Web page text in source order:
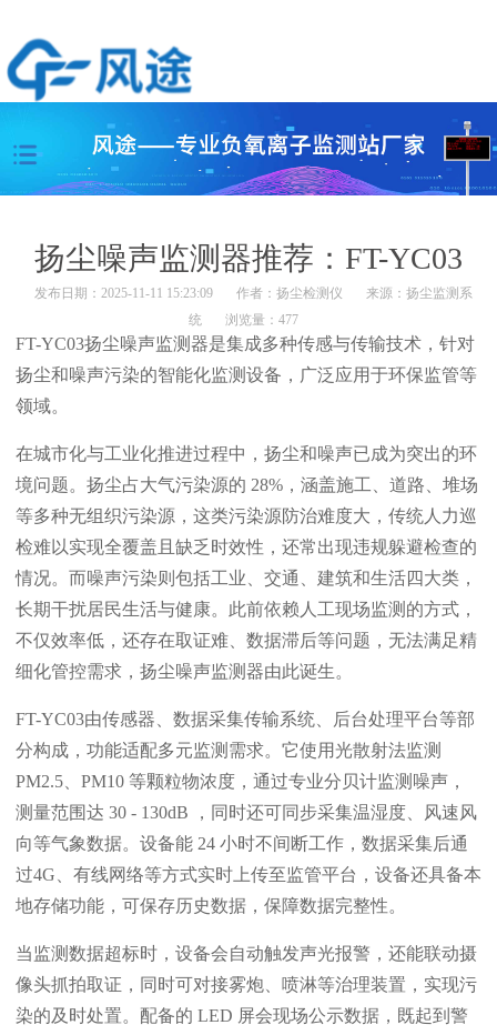
扬尘噪声监测器推荐：FT-YC03
发布日期：2025-11-11 15:23:09 作者： 扬尘检测仪 来源： 扬尘监测系
统
浏览量：477
FT-YC03扬尘噪声监测器是集成多种传感与传输技术，针对
扬尘和噪声污染的智能化监测设备，广泛应用于环保监管等
领域。
在城市化与工业化推进过程中，扬尘和噪声已成为突出的环
境问题。扬尘占大气污染源的 28%，涵盖施工、道路、堆场
等多种无组织污染源，这类污染源防治难度大，传统人力巡
检难以实现全覆盖且缺乏时效性，还常出现违规躲避检查的
情况。而噪声污染则包括工业、交通、建筑和生活四大类，
长期干扰居民生活与健康。此前依赖人工现场监测的方式，
不仅效率低，还存在取证难、数据滞后等问题，无法满足精
细化管控需求，扬尘噪声监测器由此诞生。
FT-YC03由传感器、数据采集传输系统、后台处理平台等部
分构成，功能适配多元监测需求。它使用光散射法监测
PM2.5、PM10 等颗粒物浓度，通过专业分贝计监测噪声，
测量范围达 30 - 130dB ，同时还可同步采集温湿度、风速风
向等气象数据。设备能 24 小时不间断工作，数据采集后通
过4G、有线网络等方式实时上传至监管平台，设备还具备本
地存储功能，可保存历史数据，保障数据完整性。
当监测数据超标时，设备会自动触发声光报警，还能联动摄
像头抓拍取证，同时可对接雾炮、喷淋等治理装置，实现污
染的及时处置。配备的 LED 屏会现场公示数据，既起到警